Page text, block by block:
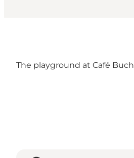
The playground at Café Buch